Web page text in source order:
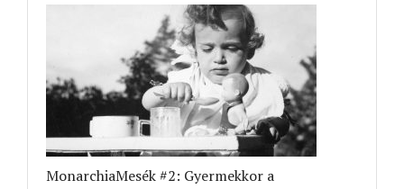
MonarchiaMesék #2: Gyermekkor a